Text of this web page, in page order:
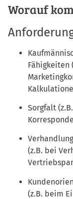
Worauf
Fähigkeiten
Sorgfalt
(z.B. bei
(z.B. beim